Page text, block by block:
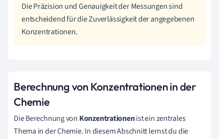
Die Präzision und Genauigkeit der Messungen sind
entscheidend für die Zuverlässigkeit der angegebenen
Konzentrationen.
Berechnung von Konzentrationen in der
Chemie
Die Berechnung von Konzentrationenist ein zentrales
Thema in der Chemie. In diesem Abschnitt lernst du die